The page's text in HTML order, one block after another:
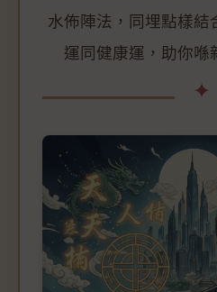
水佈陣法，同埋點樣結
運同健康運，助你喺